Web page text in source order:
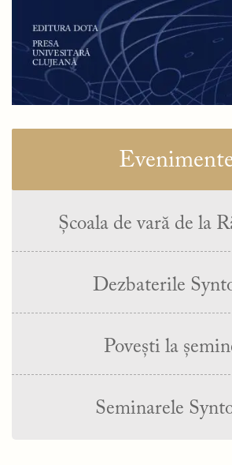
Școala de vară de la
Dezbaterile
Povești la
Seminarele